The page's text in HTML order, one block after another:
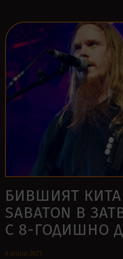
БИВШИЯТ
SABATON В
С 8-ГОДИШНО
9 април 2021